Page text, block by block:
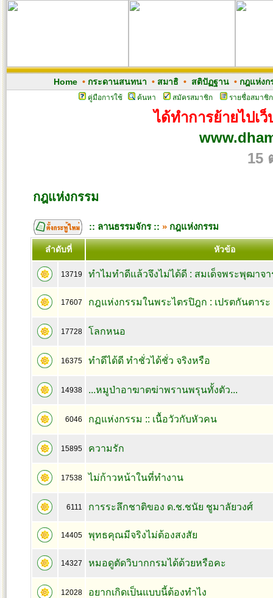
Home• กระดานสนทนา • สมาธิ• สติปัฏฐาน• กฎแห่งก
คู่มือการใช้ ค้นหา สมัครสมาชิก รายชื่อสมาชิก
ได้ทำการย้ายไปเ
15
กฎแห่งกรรม
:: ลานธรรมจักร :: » กฎแห่งกรรม
ลำดับที่ หัวข้อ
13719 ทำไมทำดีแล้วจึงไม่ได้ดี : สมเด็จพระพุฒาจ
17607 กฎแห่งกรรมในพระไตรปิฎก : เปรตกันตาระ
17728 โลกหนอ
16375 ทำดีได้ดี ทำชั่วได้ชั่ว จริงหรือ
14938 ...หมูป่าอาฆาตฆ่าพรานพรุนทั้งตัว...
6046 กฏแห่งกรรม :: เนื้อวัวกับหัวคน
15895 ความรัก
17538 ไม่ก้าวหน้าในที่ทำงาน
6111 การระลึกชาติของ ด.ช.ชนัย ชูมาลัยวงศ์
14405 พุทธคุณมีจริงไม่ต้องสงสัย
14327 หมอดูตัดวิบากกรมได้ด้วยหรือคะ
12028 อยากเกิดเป็นแบบนี้ต้องทำไง